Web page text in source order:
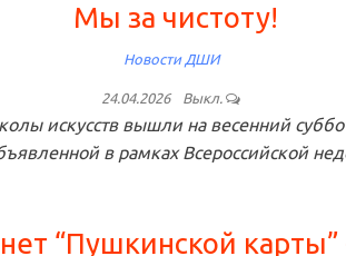
Мы за чистоту!
Новости ДШИ
24.04.2026 Выкл.
искусств вышли на весенний
в рамках Всероссийской
“Пушкинской